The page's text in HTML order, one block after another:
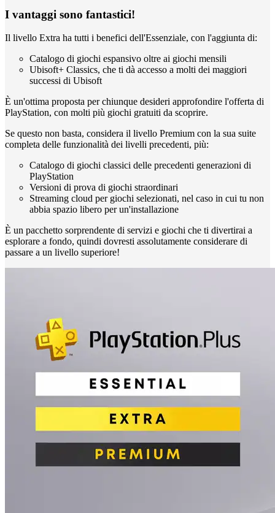
I vantaggi sono fantastici!
Il livello Extra ha tutti i benefici dell'Essenziale, con l'aggiunta di:
Catalogo di giochi espansivo oltre ai giochi mensili
Ubisoft+ Classics, che ti dà accesso a molti dei maggiori
successi di Ubisoft
È un'ottima proposta per chiunque desideri approfondire l'offerta di
PlayStation, con molti più giochi gratuiti da scoprire.
Se questo non basta, considera il livello Premium con la sua suite
completa delle funzionalità dei livelli precedenti, più:
Catalogo di giochi classici delle precedenti generazioni di
PlayStation
Versioni di prova di giochi straordinari
Streaming cloud per giochi selezionati, nel caso in cui tu non
abbia spazio libero per un'installazione
È un pacchetto sorprendente di servizi e giochi che ti divertirai a
esplorare a fondo, quindi dovresti assolutamente considerare di
passare a un livello superiore!